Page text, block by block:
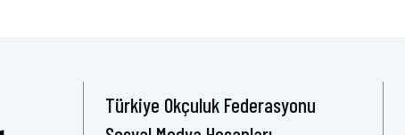
Türkiye Okçuluk Federasyonu